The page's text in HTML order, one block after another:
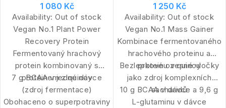
1 080 Kč
Availability: Out of stock
Vegan No.1 Plant Power
Recovery Protein
Fermentovaný hrachový
protein kombinovaný s
proteinem z quinoy
7 g BCAA v jedné dávce
(zdroj fermentace)
Obohaceno o superpotraviny
1 250 Kč
Availability: Out of stock
Vegan No.1 Mass Gainer
Kombinace fermentovaného
hrachového proteinu a
proteinu z quinoy
Bezlepkové ovesné vločky
jako zdroj komplexních
sacharidů
10 g BCAA v dávce a 9,6 g
L-glutaminu v dávce